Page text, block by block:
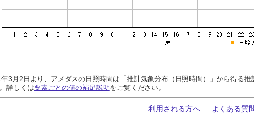
年3月2日より、アメダスの日照時間は「推計気象分布（日照時間）」から得る
詳しくは要素ごとの値の補足説明をご覧ください。
利用される方へ よくある質